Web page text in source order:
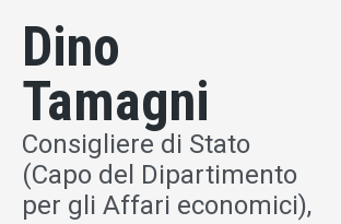
Dino
Tamagni
Consigliere di Stato
(Capo del Dipartimento
per gli Affari economici),